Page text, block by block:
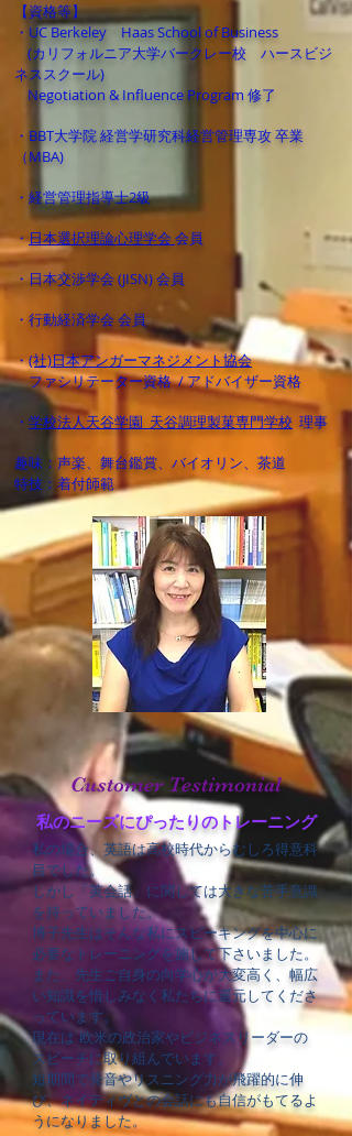
【資格等】
・UC Berkeley Haas School of Business
(カリフォルニア大学バークレー校 ハースビジ
ネススクール)
Negotiation & Influence Program 修了
・BBT大学院 経営学研究科経営管理専攻 卒業
（MBA)
・経営管理指導士2級
・日本選択理論心理学会 会員
・日本交渉学会 (JISN) 会員
・行動経済学会 会員
・(社)日本アンガーマネジメント協会
ファシリテーター資格 / アドバイザー資格
・ 学校法人天谷学園 天谷調理製菓専門学校 理事
趣味：声楽、舞台鑑賞、バイオリン、茶道
特技：着付師範
Customer Testimonial
私の場合、英語は高校時代からむしろ得意科
目でした。
しかし「英会話」に関しては大きな苦手意識
を持っていました。
博子先生はそんな私にスピーキングを中心に
必要なトレーニングを施して下さいました。
また、先生ご自身の向学心が大変高く、幅広
い知識を惜しみなく私たちに還元してくださ
っています。
現在は 欧米の政治家やビジネスリーダーの
スピーチに取り組んでいます。
短期間で発音やリスニング力が飛躍的に伸
び、ネイティヴとの会話にも自信がもてるよ
うになりました。
私のニーズにぴったりのトレーニング